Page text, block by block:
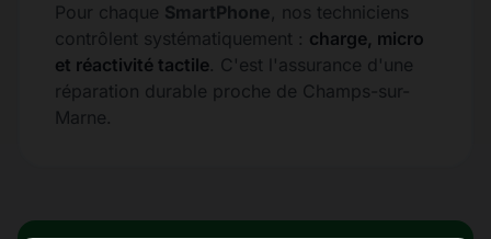
Pour chaque SmartPhone, nos techniciens
contrôlent systématiquement : charge, micro
et réactivité tactile. C'est l'assurance d'une
réparation durable proche de Champs-sur-
Marne.